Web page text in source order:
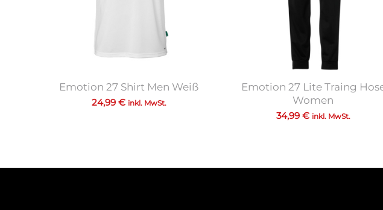
Emotion 27 Shirt Men Weiß
24,99 € inkl. MwSt.
Emotion 27 Lite Traing
Women
34,99 € inkl. MwSt.